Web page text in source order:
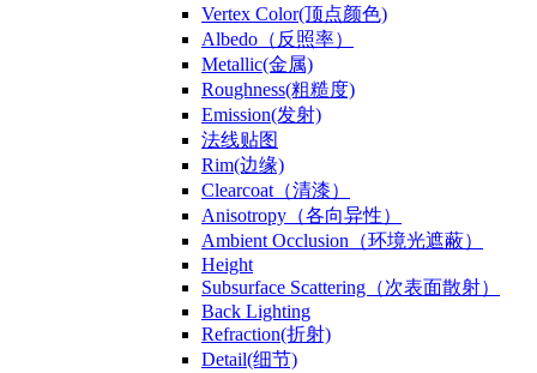
Vertex Color(顶点颜色)
Albedo（反照率）
Metallic(金属)
Roughness(粗糙度)
Emission(发射)
法线贴图
Rim(边缘)
Clearcoat（清漆）
Anisotropy（各向异性）
Ambient Occlusion（环境光遮蔽）
Height
Subsurface Scattering（次表面散射）
Back Lighting
Refraction(折射)
Detail(细节)